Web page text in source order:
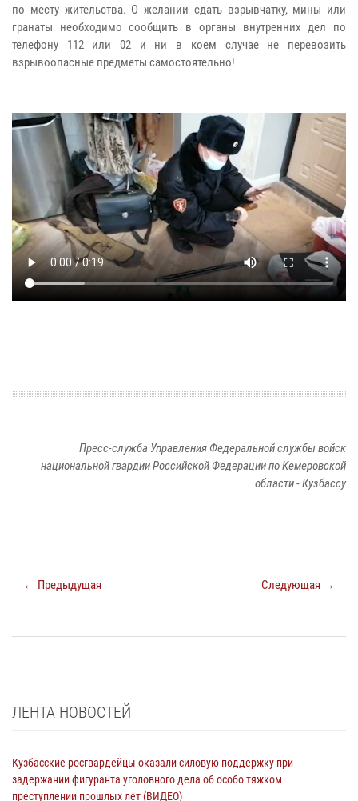
по месту жительства. О желании сдать взрывчатку, мины или
гранаты необходимо сообщить в органы внутренних дел по
телефону 112 или 02 и ни в коем случае не перевозить
взрывоопасные предметы самостоятельно!
Пресс-служба Управления Федеральной службы войск
национальной гвардии Российской Федерации по Кемеровской
области - Кузбассу
← Предыдущая Следующая →
ЛЕНТА НОВОСТЕЙ
Кузбасские росгвардейцы оказали силовую поддержку при
задержании фигуранта уголовного дела об особо тяжком
преступлении прошлых лет (ВИДЕО)